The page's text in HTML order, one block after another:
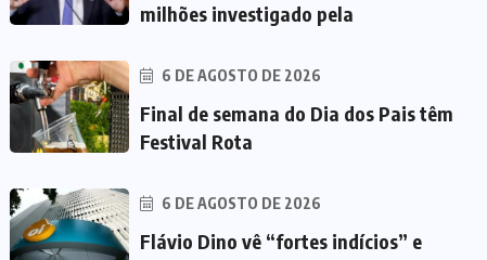
milhões investigado pela
6 DE AGOSTO DE 2026
Final de semana do Dia dos Pais têm
Festival Rota
6 DE AGOSTO DE 2026
Flávio Dino vê “fortes indícios” e